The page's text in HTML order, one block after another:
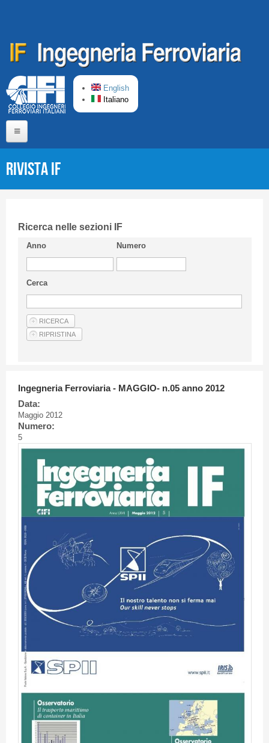
English
Italiano
CIFI in breve
Linee Guida
Privacy Policy
Articoli
Rivista IF
Ricerca nelle sezioni IF
Anno Numero
Cerca
Ingegneria Ferroviaria - MAGGIO- n.05 anno 2012
Data:
Maggio 2012
Numero:
5